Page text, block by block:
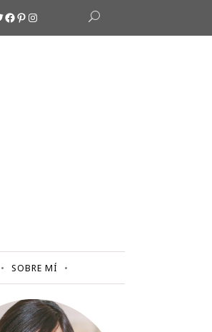
Facebook
Pinterest
Instagram
SOBRE MÍ